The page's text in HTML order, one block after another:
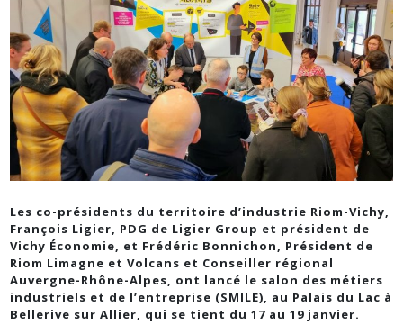
Les co-présidents du territoire d’industrie Riom-Vichy,
François Ligier, PDG de Ligier Group et président de
Vichy Économie, et Frédéric Bonnichon, Président de
Riom Limagne et Volcans et Conseiller régional
Auvergne-Rhône-Alpes, ont lancé le salon des métiers
industriels et de l’entreprise (SMILE), au Palais du Lac à
Bellerive sur Allier, qui se tient du 17 au 19 janvier.